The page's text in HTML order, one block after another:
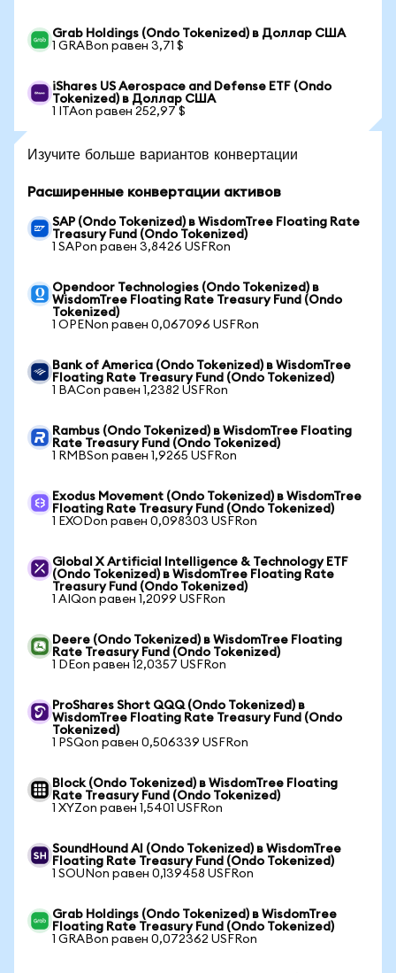
Grab Holdings (Ondo Tokenized) в Доллар США
1 GRABon равен 3,71 $
iShares US Aerospace and Defense ETF (Ondo
Tokenized) в Доллар США
1 ITAon равен 252,97 $
Изучите больше вариантов конвертации
Расширенные конвертации активов
SAP (Ondo Tokenized) в WisdomTree Floating Rate
Treasury Fund (Ondo Tokenized)
1 SAPon равен 3,8426 USFRon
Opendoor Technologies (Ondo Tokenized) в
WisdomTree Floating Rate Treasury Fund (Ondo
Tokenized)
1 OPENon равен 0,067096 USFRon
Bank of America (Ondo Tokenized) в WisdomTree
Floating Rate Treasury Fund (Ondo Tokenized)
1 BACon равен 1,2382 USFRon
Rambus (Ondo Tokenized) в WisdomTree Floating
Rate Treasury Fund (Ondo Tokenized)
1 RMBSon равен 1,9265 USFRon
Exodus Movement (Ondo Tokenized) в WisdomTree
Floating Rate Treasury Fund (Ondo Tokenized)
1 EXODon равен 0,098303 USFRon
Global X Artificial Intelligence & Technology ETF
(Ondo Tokenized) в WisdomTree Floating Rate
Treasury Fund (Ondo Tokenized)
1 AIQon равен 1,2099 USFRon
Deere (Ondo Tokenized) в WisdomTree Floating
Rate Treasury Fund (Ondo Tokenized)
1 DEon равен 12,0357 USFRon
ProShares Short QQQ (Ondo Tokenized) в
WisdomTree Floating Rate Treasury Fund (Ondo
Tokenized)
1 PSQon равен 0,506339 USFRon
Block (Ondo Tokenized) в WisdomTree Floating
Rate Treasury Fund (Ondo Tokenized)
1 XYZon равен 1,5401 USFRon
SoundHound AI (Ondo Tokenized) в WisdomTree
Floating Rate Treasury Fund (Ondo Tokenized)
1 SOUNon равен 0,139458 USFRon
Grab Holdings (Ondo Tokenized) в WisdomTree
Floating Rate Treasury Fund (Ondo Tokenized)
1 GRABon равен 0,072362 USFRon